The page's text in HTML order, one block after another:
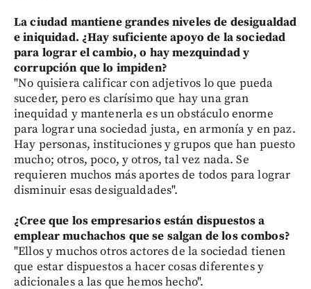
La ciudad mantiene grandes niveles de desigualdad
e iniquidad. ¿Hay suficiente apoyo de la sociedad
para lograr el cambio, o hay mezquindad y
corrupción que lo impiden?
"No quisiera calificar con adjetivos lo que pueda
suceder, pero es clarísimo que hay una gran
inequidad y mantenerla es un obstáculo enorme
para lograr una sociedad justa, en armonía y en paz.
Hay personas, instituciones y grupos que han puesto
mucho; otros, poco, y otros, tal vez nada. Se
requieren muchos más aportes de todos para lograr
disminuir esas desigualdades".
¿Cree que los empresarios están dispuestos a
emplear muchachos que se salgan de los combos?
"Ellos y muchos otros actores de la sociedad tienen
que estar dispuestos a hacer cosas diferentes y
adicionales a las que hemos hecho".